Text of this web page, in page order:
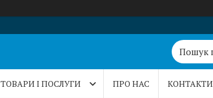
ТОВАРИ І ПОСЛУГИ ПРО НАС КОНТАКТИ